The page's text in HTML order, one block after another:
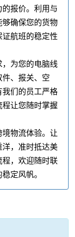
报价。利用与
确保您的货物
航班的稳定性
为您的电脑线
、报关、空
们的员工严格
让您随时掌握
物流体验。让
，准时抵达美
程，欢迎随时联
定风帆。